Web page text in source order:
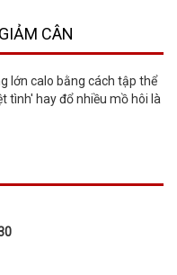
CÂN
lớn calo bằng cách tập thể
tình' hay đổ nhiều mồ hôi là